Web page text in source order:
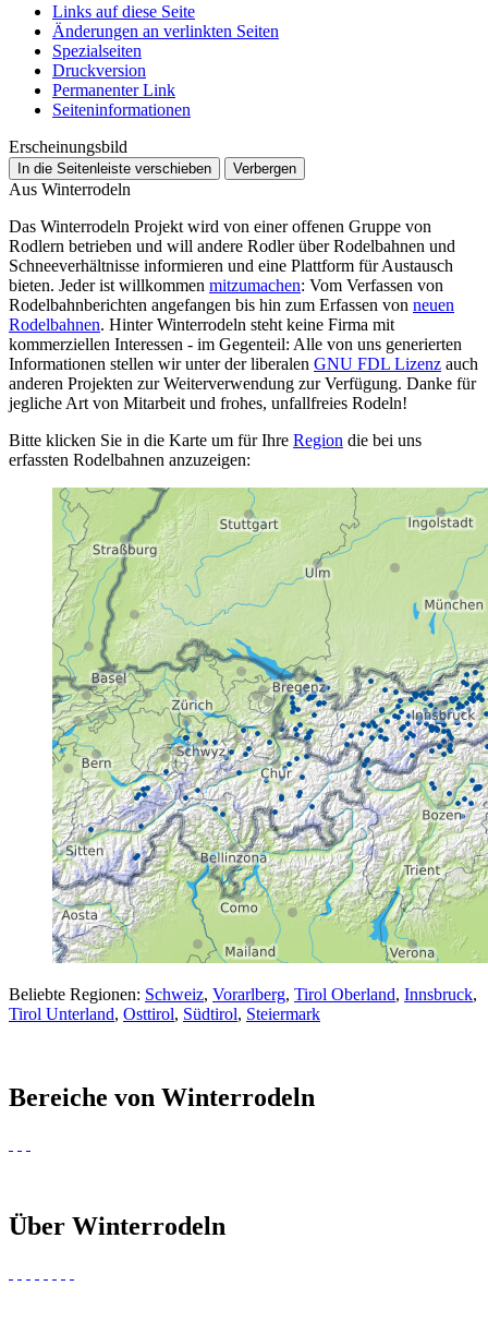
Links auf diese Seite
Änderungen an verlinkten Seiten
Spezialseiten
Druckversion
Permanenter Link
Seiten­­informationen
Erscheinungsbild
In die Seitenleiste verschieben Verbergen
Aus Winterrodeln
Das Winterrodeln Projekt wird von einer offenen Gruppe von
Rodlern betrieben und will andere Rodler über Rodelbahnen und
Schneeverhältnisse informieren und eine Plattform für Austausch
bieten. Jeder ist willkommen mitzumachen: Vom Verfassen von
Rodelbahnberichten angefangen bis hin zum Erfassen von neuen
Rodelbahnen. Hinter Winterrodeln steht keine Firma mit
kommerziellen Interessen - im Gegenteil: Alle von uns generierten
Informationen stellen wir unter der liberalen GNU FDL Lizenz auch
anderen Projekten zur Weiterverwendung zur Verfügung. Danke für
jegliche Art von Mitarbeit und frohes, unfallfreies Rodeln!
Bitte klicken Sie in die Karte um für Ihre Region die bei uns
erfassten Rodelbahnen anzuzeigen:
Beliebte Regionen: Schweiz, Vorarlberg, Tirol Oberland, Innsbruck,
Tirol Unterland, Osttirol, Südtirol, Steiermark
Bereiche von Winterrodeln
Über Winterrodeln